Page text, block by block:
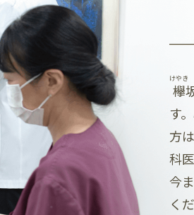
欅
けやき
す
方
科
今
く